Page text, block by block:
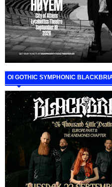
ΟΙ GOTHIC SYMPHONIC